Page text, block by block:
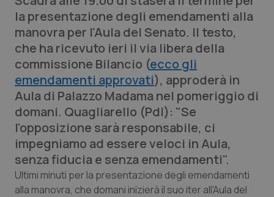
Edizioni Regionali
QS Pro
Professionisti Sanitari.AI
Abruzzo
Basilicata
Calabria
QS Pro Gold
Artrite & artrosi
Asma & BPCO
QS Club Newsletter
la presentazione degli emendamenti alla
manovra per l'Aula del Senato. Il testo,
che ha ricevuto ieri il via libera della
commissione Bilancio (ecco gli
emendamenti approvati), approderà in
Aula di Palazzo Madama nel pomeriggio di
domani. Quagliarello (Pdl): "Se
l'opposizione sarà responsabile, ci
impegniamo ad essere veloci in Aula,
senza fiducia e senza emendamenti".
Ultimi minuti per la presentazione degli emendamenti
alla manovra, che domani inizierà il suo iter all'Aula del